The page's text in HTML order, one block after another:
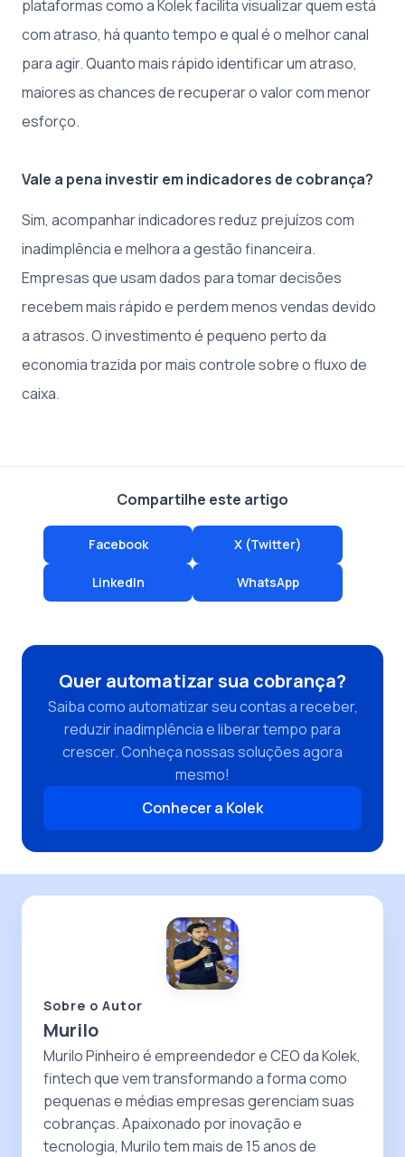
plataformas como a Kolek facilita visualizar quem está
com atraso, há quanto tempo e qual é o melhor canal
para agir. Quanto mais rápido identificar um atraso,
maiores as chances de recuperar o valor com menor
esforço.
Vale a pena investir em indicadores de cobrança?
Sim, acompanhar indicadores reduz prejuízos com
inadimplência e melhora a gestão financeira.
Empresas que usam dados para tomar decisões
recebem mais rápido e perdem menos vendas devido
a atrasos. O investimento é pequeno perto da
economia trazida por mais controle sobre o fluxo de
caixa.
Compartilhe este artigo
Facebook X (Twitter)
LinkedIn WhatsApp
Quer automatizar sua cobrança?
Saiba como automatizar seu contas a receber,
reduzir inadimplência e liberar tempo para
crescer. Conheça nossas soluções agora
mesmo!
Conhecer a Kolek
Sobre o Autor
Murilo
Murilo Pinheiro é empreendedor e CEO da Kolek,
fintech que vem transformando a forma como
pequenas e médias empresas gerenciam suas
cobranças. Apaixonado por inovação e
tecnologia, Murilo tem mais de 15 anos de